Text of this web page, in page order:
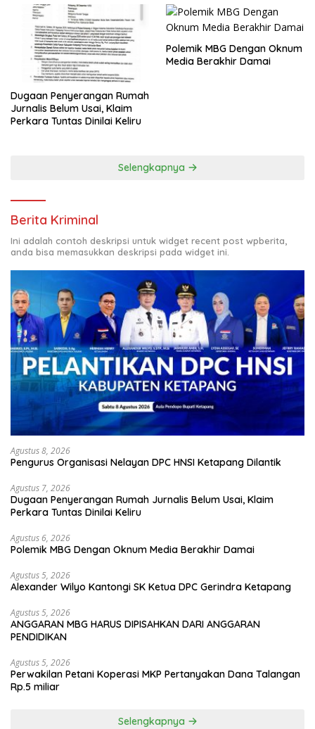
Dugaan Penyerangan Rumah
Jurnalis Belum Usai, Klaim
Perkara Tuntas Dinilai Keliru
Polemik MBG Dengan Oknum
Media Berakhir Damai
Selengkapnya
Berita Kriminal
Ini adalah contoh deskripsi untuk widget recent post wpberita,
anda bisa memasukkan deskripsi pada widget ini.
Agustus 8, 2026
Pengurus Organisasi Nelayan DPC HNSI Ketapang Dilantik
Agustus 7, 2026
Dugaan Penyerangan Rumah Jurnalis Belum Usai, Klaim
Perkara Tuntas Dinilai Keliru
Agustus 6, 2026
Polemik MBG Dengan Oknum Media Berakhir Damai
Agustus 5, 2026
Alexander Wilyo Kantongi SK Ketua DPC Gerindra Ketapang
Agustus 5, 2026
ANGGARAN MBG HARUS DIPISAHKAN DARI ANGGARAN
PENDIDIKAN
Agustus 5, 2026
Perwakilan Petani Koperasi MKP Pertanyakan Dana Talangan
Rp.5 miliar
Selengkapnya